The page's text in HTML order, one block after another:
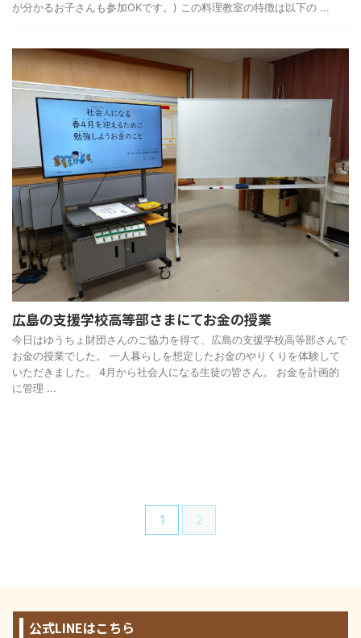
が分かるお子さんも参加OKです。) この料理教室の特徴は以下の ...
広島の支援学校高等部さまにてお金の授業
今日はゆうちょ財団さんのご協力を得て、広島の支援学校高等部さんで
お金の授業でした。 一人暮らしを想定したお金のやりくりを体験して
いただきました。 4月から社会人になる生徒の皆さん。 お金を計画的
に管理 ...
1 2
公式LINEはこちら